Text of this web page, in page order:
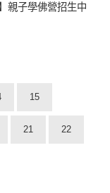
親子學佛營招生中
15
21 22